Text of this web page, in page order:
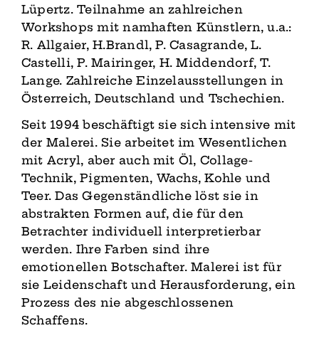
Lüpertz. Teilnahme an zahlreichen
Workshops mit namhaften Künstlern, u.a.:
R. Allgaier, H.Brandl, P. Casagrande, L.
Castelli, P. Mairinger, H. Middendorf, T.
Lange. Zahlreiche Einzelausstellungen in
Österreich, Deutschland und Tschechien.
Seit 1994 beschäftigt sie sich intensive mit
der Malerei. Sie arbeitet im Wesentlichen
mit Acryl, aber auch mit Öl, Collage-
Technik, Pigmenten, Wachs, Kohle und
Teer. Das Gegenständliche löst sie in
abstrakten Formen auf, die für den
Betrachter individuell interpretierbar
werden. Ihre Farben sind ihre
emotionellen Botschafter. Malerei ist für
sie Leidenschaft und Herausforderung, ein
Prozess des nie abgeschlossenen
Schaffens.